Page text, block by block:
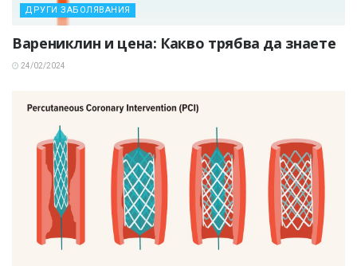
ДРУГИ ЗАБОЛЯВАНИЯ
Варениклин и цена: Какво трябва да знаете
24/02/2024